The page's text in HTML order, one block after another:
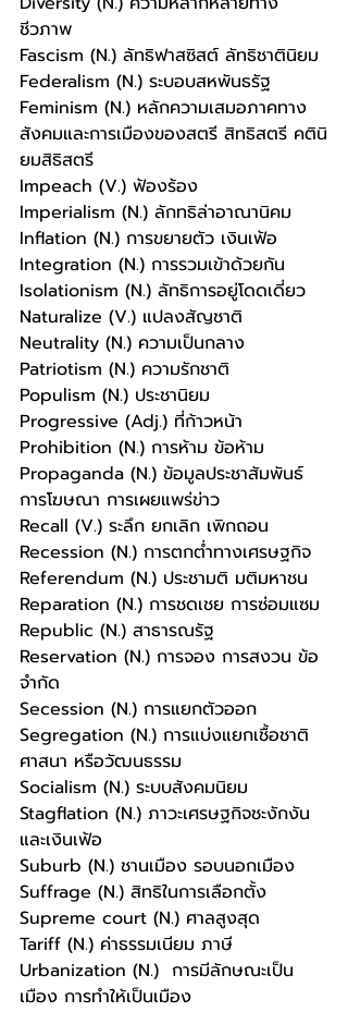
ชีวภาพ
Fascism (N.) ลัทธิฟาสซิสต์ ลัทธิชาตินิยม
Federalism (N.) ระบอบสหพันธรัฐ
Feminism (N.) หลักความเสมอภาคทาง
สังคมและการเมืองของสตรี สิทธิสตรี คตินิ
ยมสิธิสตรี
Impeach (V.) ฟ้องร้อง
Imperialism (N.) ลักทธิล่าอาณานิคม
Inflation (N.) การขยายตัว เงินเฟ้อ
Integration (N.) การรวมเข้าด้วยกัน
Isolationism (N.) ลัทธิการอยู่โดดเดี่ยว
Naturalize (V.) แปลงสัญชาติ
Neutrality (N.) ความเป็นกลาง
Patriotism (N.) ความรักชาติ
Populism (N.) ประชานิยม
Progressive (Adj.) ที่ก้าวหน้า
Prohibition (N.) การห้าม ข้อห้าม
Propaganda (N.) ข้อมูลประชาสัมพันธ์
การโฆษณา การเผยแพร่ข่าว
Recall (V.) ระลึก ยกเลิก เพิกถอน
Recession (N.) การตกต่ำทางเศรษฐกิจ
Referendum (N.) ประชามติ มติมหาชน
Reparation (N.) การชดเชย การซ่อมแซม
Republic (N.) สาธารณรัฐ
Reservation (N.) การจอง การสงวน ข้อ
จำกัด
Secession (N.) การแยกตัวออก
Segregation (N.) การแบ่งแยกเชื้อชาติ
ศาสนา หรือวัฒนธรรม
Socialism (N.) ระบบสังคมนิยม
Stagflation (N.) ภาวะเศรษฐกิจชะงักงัน
และเงินเฟ้อ
Suburb (N.) ชานเมือง รอบนอกเมือง
Suffrage (N.) สิทธิในการเลือกตั้ง
Supreme court (N.) ศาลสูงสุด
Tariff (N.) ค่าธรรมเนียม ภาษี
Urbanization (N.)  การมีลักษณะเป็น
เมือง การทำให้เป็นเมือง